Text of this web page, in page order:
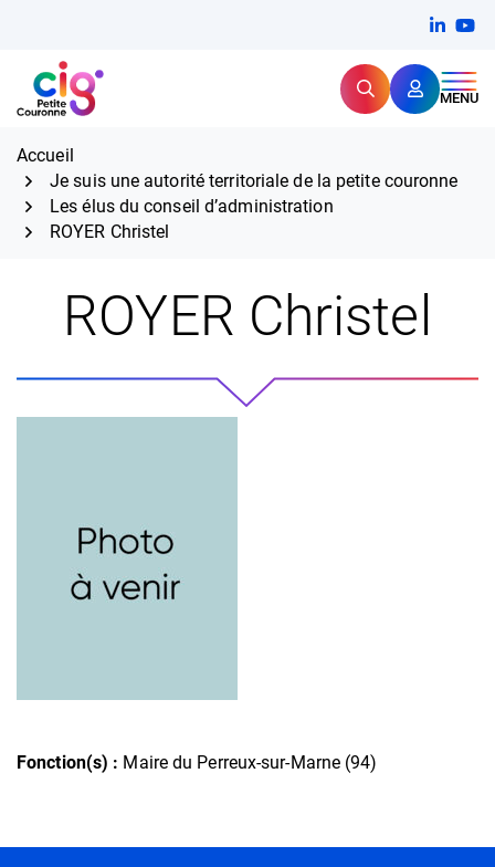
contenu
CIG Petite Couronne RechercherMENU
Expertise et proximité pour
Accueil
Je suis une autorité territoriale de la petite couronne
Les élus du conseil d’administration
ROYER Christel
ROYER Christel
Fonction(s) : Maire du Perreux-sur-Marne (94)